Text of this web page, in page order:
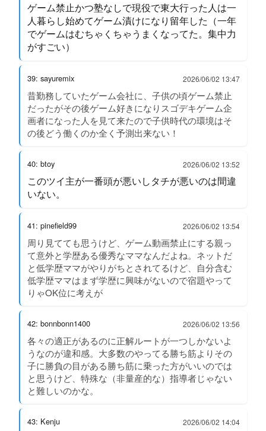
ゲーム禁止かつ塾なしで現役で東大行った人は一
人暮らし始めてゲーム漬けになり留年した（一年
でゲームはむちゃくちゃうまくなってた。集中力
がすごい）
39: sayuremix 2026/06/02 13:47
昔勤務していたゲーム会社に、子供の頃ゲーム禁止
だったがその後ゲーム好きになりスゴデキゲーム企
画者になった人を見て来たので子供時代の環境はそ
の後どう働くのか全く予測出来ない！
40: btoy 2026/06/02 13:52
このツイ主が一番頭が悪いしタチが悪いのは間違
いない。
41: pinefield99 2026/06/02 13:54
周り見てても思うけど、ゲーム動画禁止にする親っ
て意外と学歴ある優秀なママなんだよね。ネットだ
と低学歴ママがやりがちとされてるけど、自分含む
低学歴ママはまず学歴に興味がないので宿題やって
りゃOK位に考えが
42: bonnbonn1400 2026/06/02 13:56
各々の適正があるのに正解ルートが一つしかないよ
うなのが違和感。大多数のやってる勝ち筋よりその
子に勝負の目がある勝ち筋に乗った方がいいのでは
と思うけど、特殊な（非量産的な）指導者じゃない
と難しいのかな。
43: Kenju 2026/06/02 14:04